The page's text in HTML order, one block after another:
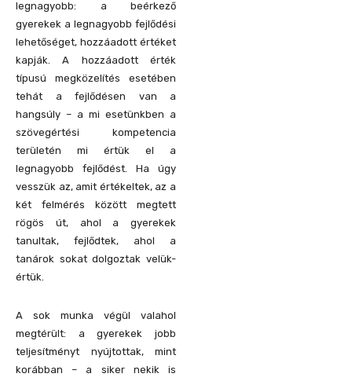
legnagyobb: a beérkező
gyerekek a legnagyobb fejlődési
lehetőséget, hozzáadott értéket
kapják. A hozzáadott érték
típusú megközelítés esetében
tehát a fejlődésen van a
hangsúly – a mi esetünkben a
szövegértési kompetencia
területén mi értük el a
legnagyobb fejlődést. Ha úgy
vesszük az, amit értékeltek, az a
két felmérés között megtett
rögös út, ahol a gyerekek
tanultak, fejlődtek, ahol a
tanárok sokat dolgoztak velük-
értük.
A sok munka végül valahol
megtérült: a gyerekek jobb
teljesítményt nyújtottak, mint
korábban – a siker nekik is